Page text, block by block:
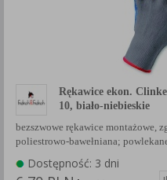
Rękawice ekon.
10, biało-niebieskie
bezszwowe rękawice montażowe,
poliestrowo-bawełniana; powlekane
Dostępność: 3 dni